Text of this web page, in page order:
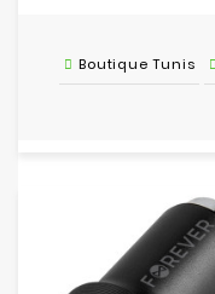
Boutique Tunis